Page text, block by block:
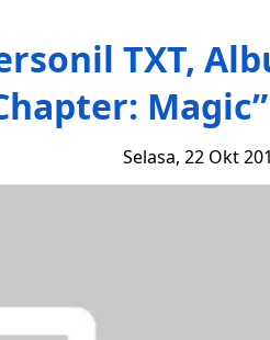
TXT,
Magic”
Selasa, 22 Okt